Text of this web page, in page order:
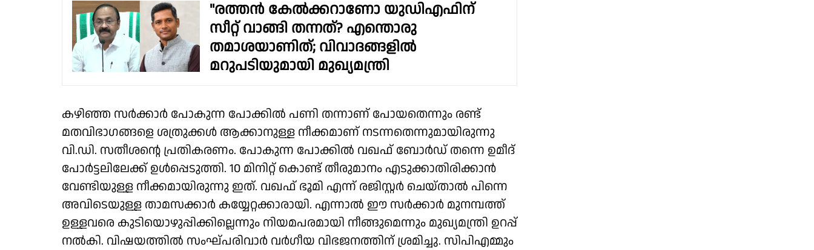
"രത്തൻ കേൽക്കറാണോ യുഡിഎഫിന്
സീറ്റ് വാങ്ങി തന്നത്? എന്തൊരു
തമാശയാണിത്; വിവാദങ്ങളിൽ
മറുപടിയുമായി മുഖ്യമന്ത്രി
കഴിഞ്ഞ സർക്കാർ പോകുന്ന പോക്കിൽ പണി തന്നാണ് പോയതെന്നും രണ്ട്
മതവിഭാഗങ്ങളെ ശത്രുക്കൾ ആക്കാനുള്ള നീക്കമാണ് നടന്നതെന്നുമായിരുന്നു
വി.ഡി. സതീശൻ്റെ പ്രതികരണം. പോകുന്ന പോക്കിൽ വഖഫ് ബോർഡ് തന്നെ ഉമീദ്
പോർട്ടലിലേക്ക് ഉൾപ്പെടുത്തി. 10 മിനിറ്റ് കൊണ്ട് തീരുമാനം എടുക്കാതിരിക്കാൻ
വേണ്ടിയുള്ള നീക്കമായിരുന്നു ഇത്. വഖഫ് ഭൂമി എന്ന് രജിസ്റ്റർ ചെയ്താൽ പിന്നെ
അവിടെയുള്ള താമസക്കാർ കയ്യേറ്റക്കാരായി. എന്നാൽ ഈ സർക്കാർ മുനമ്പത്ത്
ഉള്ളവരെ കുടിയൊഴുപ്പിക്കില്ലെന്നും നിയമപരമായി നീങ്ങുമെന്നും മുഖ്യമന്ത്രി ഉറപ്പ്
നൽകി. വിഷയത്തിൽ സംഘ്പരിവാർ വർ​ഗീയ വിഭജനത്തിന് ശ്രമിച്ചു. സിപിഎമ്മും